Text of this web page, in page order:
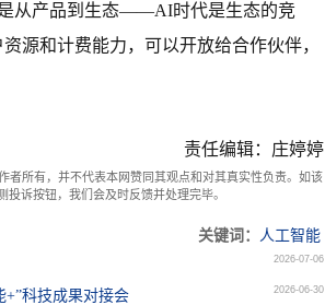
从产品到生态——AI时代是生态的竞
源和计费能力，可以开放给合作伙伴，
责任编辑：庄婷婷
者所有，并不代表本网赞同其观点和对其真实性负责。如该
投诉按钮，我们会及时反馈并处理完毕。
关键词： 人工智能
2026-07-06
+”科技成果对接会 2026-06-30